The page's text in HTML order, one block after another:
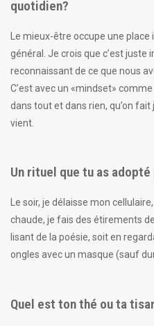
quotidien?
Le mieux-être occupe une
général. Je crois que c’est juste
reconnaissant de ce que nous
C’est avec un «mindset»
dans tout et dans rien, qu’on
vient.
Un rituel que tu as
Le soir, je délaisse mon
chaude, je fais des étirements
lisant de la poésie, soit en
ongles avec un masque (sauf
Quel est ton thé ou ta